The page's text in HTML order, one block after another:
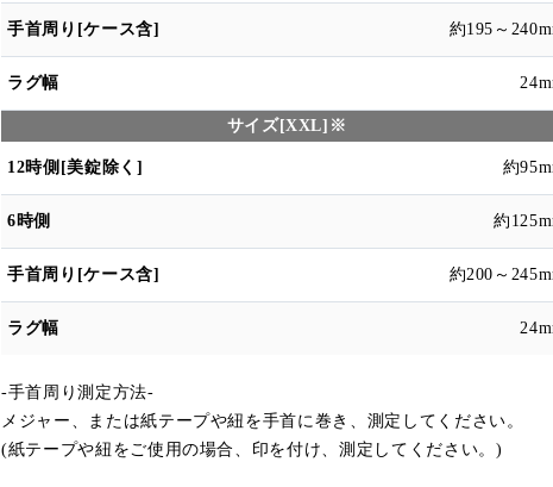
約195～
サイズ[XXL]※
約
約
約200～
-手首周り測定方法-
メジャー、または紙テープや紐を手首に巻き、測定してください。
(紙テープや紐をご使用の場合、印を付け、測定してください。)